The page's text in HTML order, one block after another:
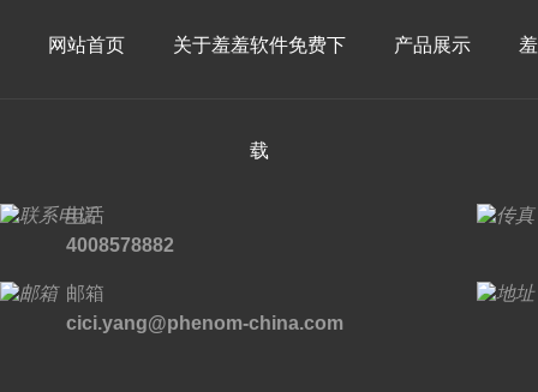
网站首页 关于羞羞软件免费下
载
产品展示
电话
4008578882
邮箱
cici.yang@phenom-china.com